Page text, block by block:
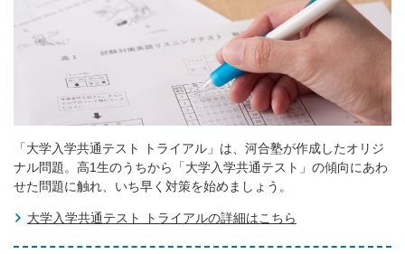
「大学入学共通テスト トライアル」は、河合塾が作成したオリジ
ナル問題。高1生のうちから「大学入学共通テスト」の傾向にあわ
せた問題に触れ、いち早く対策を始めましょう。
大学入学共通テスト トライアルの詳細はこちら